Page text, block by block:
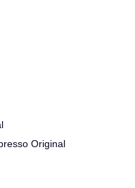
Original